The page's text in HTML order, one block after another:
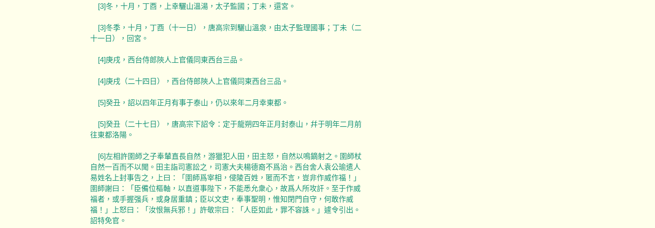
[3]冬，十月，丁酉，上幸驪山溫湯，太子監國；丁未，還宮。
[3]冬季，十月，丁酉（十一日），唐高宗到驪山溫泉，由太子監理國事；丁未（二
十一日），回宮。
[4]庚戌，西台侍郎陝人上官儀同東西台三品。
[4]庚戌（二十四日），西台侍郎陝人上官儀同東西台三品。
[5]癸丑，詔以四年正月有事于泰山，仍以來年二月幸東都。
[5]癸丑（二十七日），唐高宗下詔令：定于龍朔四年正月封泰山，幷于明年二月前
往東都洛陽。
[6]左相許圉師之子奉輦直長自然，游獵犯人田，田主怒，自然以鳴鏑射之。圉師杖
自然一百而不以聞。田主詣司憲訟之，司憲大夫楊德裔不爲治。西台舍人袁公瑜遣人
易姓名上封事告之，上曰：「圉師爲宰相，侵陵百姓，匿而不言，豈非作威作福！」
圉師謝曰：「臣備位樞軸，以直道事陛下，不能悉允衆心，故爲人所攻訐。至于作威
福者，或手握强兵，或身居重鎮；臣以文吏，奉事聖明，惟知閉門自守，何敢作威
福！」上怒曰：「汝恨無兵邪！」許敬宗曰：「人臣如此，罪不容誅。」遽令引出。
詔特免官。